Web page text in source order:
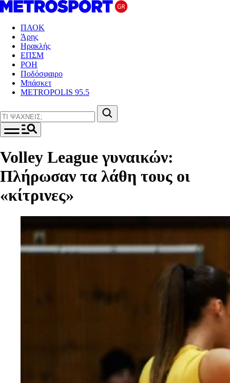
ΠΑΟΚ
Άρης
Ηρακλής
ΕΠΣΜ
ΡΟΗ
Ποδόσφαιρο
Μπάσκετ
METROPOLIS 95.5
Volley League γυναικών:
Πλήρωσαν τα λάθη τους οι
«κίτρινες»